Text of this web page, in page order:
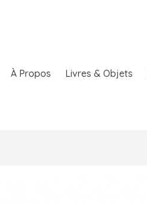
À Propos Livres & Objets